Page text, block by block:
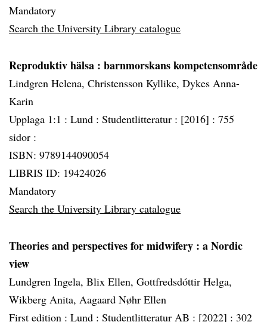
Mandatory
Search the University Library catalogue
Reproduktiv hälsa : barnmorskans kompetensområde
Lindgren Helena, Christensson Kyllike, Dykes Anna-
Karin
Upplaga 1:1 : Lund : Studentlitteratur : [2016] : 755
sidor :
ISBN: 9789144090054
LIBRIS ID: 19424026
Mandatory
Search the University Library catalogue
Theories and perspectives for midwifery : a Nordic
view
Lundgren Ingela, Blix Ellen, Gottfredsdóttir Helga,
Wikberg Anita, Aagaard Nøhr Ellen
First edition : Lund : Studentlitteratur AB : [2022] : 302